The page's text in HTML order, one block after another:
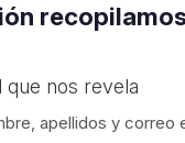
que nos revela
apellidos y